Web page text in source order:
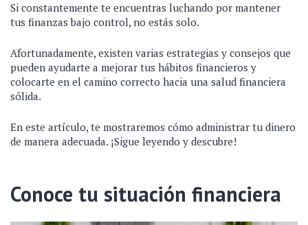
Si constantemente te encuentras luchando por mantener
tus finanzas bajo control, no estás solo.
Afortunadamente, existen varias estrategias y consejos que
pueden ayudarte a mejorar tus hábitos financieros y
colocarte en el camino correcto hacia una salud financiera
sólida.
En este artículo, te mostraremos cómo administrar tu dinero
de manera adecuada. ¡Sigue leyendo y descubre!
Conoce tu situación financiera